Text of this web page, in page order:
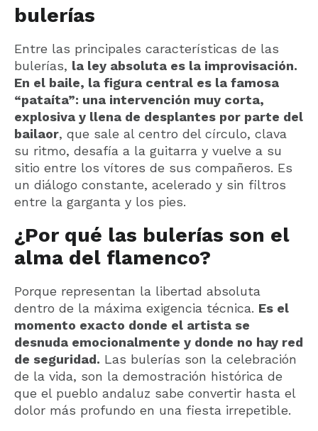
bulerías
Entre las principales características de las
bulerías, la ley absoluta es la improvisación.
En el baile, la figura central es la famosa
“pataíta”: una intervención muy corta,
explosiva y llena de desplantes por parte del
bailaor, que sale al centro del círculo, clava
su ritmo, desafía a la guitarra y vuelve a su
sitio entre los vítores de sus compañeros. Es
un diálogo constante, acelerado y sin filtros
entre la garganta y los pies.
¿Por qué las bulerías son el
alma del flamenco?
Porque representan la libertad absoluta
dentro de la máxima exigencia técnica. Es el
momento exacto donde el artista se
desnuda emocionalmente y donde no hay red
de seguridad. Las bulerías son la celebración
de la vida, son la demostración histórica de
que el pueblo andaluz sabe convertir hasta el
dolor más profundo en una fiesta irrepetible.